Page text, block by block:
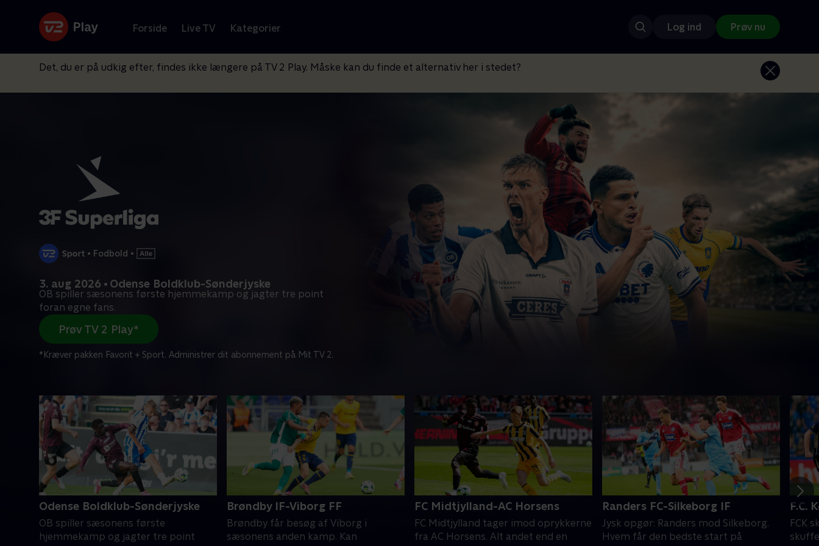
Forside Live TV Kategorier Log ind Prøv nu
Det, du er på udkig efter, findes ikke længere på TV 2 Play. Måske kan du finde et alternativ her i stedet?
• Fodbold •
3. aug 2026 • Odense Boldklub-Sønderjyske
OB spiller sæsonens første hjemmekamp og jagter tre point
foran egne fans.
Prøv TV 2 Play*
*Kræver pakken Favorit + Sport. Administrer dit abonnement på Mit TV 2.
Odense Boldklub-Sønderjyske
OB spiller sæsonens første
hjemmekamp og jagter tre point
Brøndby IF-Viborg FF
Brøndby får besøg af Viborg i
sæsonens anden kamp. Kan
FC Midtjylland-AC Horsens
FC Midtjylland tager imod oprykkerne
fra AC Horsens. Alt andet end en
Randers FC-Silkeborg IF
Jysk opgør: Randers mod Silkeborg.
Hvem får den bedste start på
F.C.
FCK